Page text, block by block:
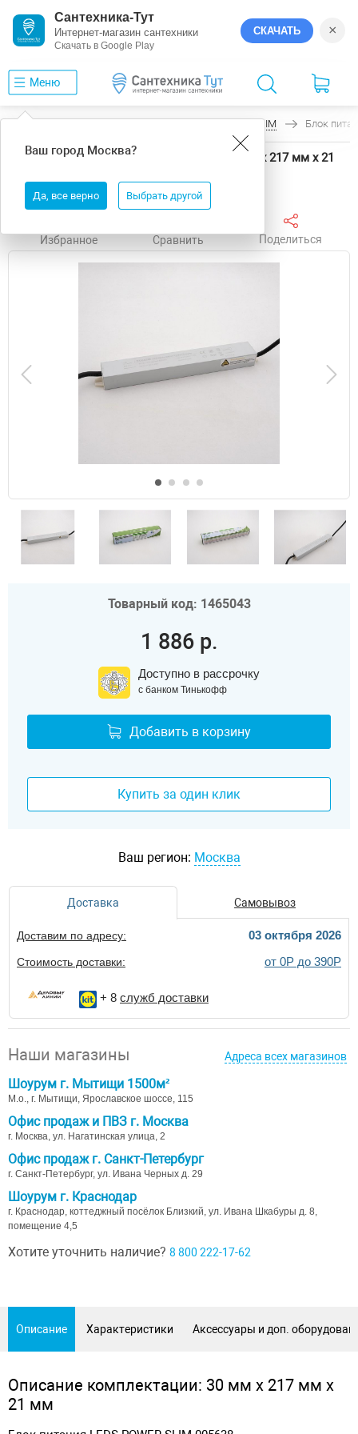
Сантехника-Тут
Интернет-магазин сантехники
Скачать в Google Play
СКАЧАТЬ ×
Меню
Ваш город Москва?
Да, все верно Выбрать другой
SLIM Блок
Блок питания LEDS POWER SLIM 5638 30 мм х 217 мм х 21
Избранное Сравнить Поделиться
Товарный код: 1465043
1 886 р.
Доступно в рассрочку
с банком Тинькофф
Добавить в корзину
Купить за один клик
Ваш регион: Москва
Доставка Самовывоз
Доставим по адресу: 03 октября 2026
Стоимость доставки: от 0Р до 390Р
+ 8 служб доставки
Наши магазины Адреса всех магазинов
Шоурум г. Мытищи 1500м²
М.о., г. Мытищи, Ярославское шоссе, 115
Офис продаж и ПВЗ г. Москва
г. Москва, ул. Нагатинская улица, 2
Офис продаж г. Санкт-Петербург
г. Санкт-Петербург, ул. Ивана Черных д. 29
Шоурум г. Краснодар
г. Краснодар, коттеджный посёлок Близкий, ул. Ивана Шкабуры д. 8,
помещение 4,5
Хотите уточнить наличие? 8 800 222-17-62
Описание Характеристики Аксессуары и доп.
Описание комплектации: 30 мм х 217 мм х
21 мм